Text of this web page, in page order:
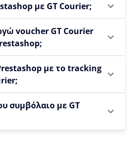
με GT Courier;
voucher GT Courier
με το tracking
συμβόλαιο με GT